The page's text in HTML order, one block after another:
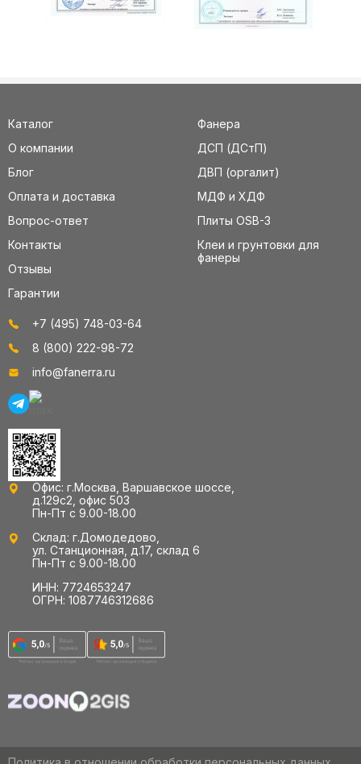
Каталог
О компании
Блог
Оплата и доставка
Вопрос-ответ
Контакты
Отзывы
Гарантии
Фанера
ДСП (ДСтП)
ДВП (оргалит)
МДФ и ХДФ
Плиты OSB-3
Клеи и грунтовки для
фанеры
+7 (495) 748-03-64
8 (800) 222-98-72
info@fanerra.ru
Офис: г.Москва, Варшавское шоссе,
д.129с2, офис 503
Пн-Пт с 9.00-18.00
Склад: г.Домодедово,
ул. Станционная, д.17, склад 6
Пн-Пт с 9.00-18.00
ИНН: 7724653247
ОГРН: 1087746312686